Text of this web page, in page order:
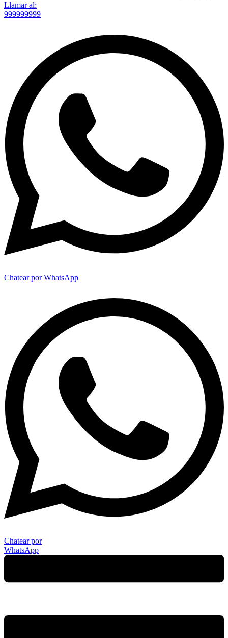
Llamar al:
999999999
Chatear por WhatsApp
Chatear por
WhatsApp